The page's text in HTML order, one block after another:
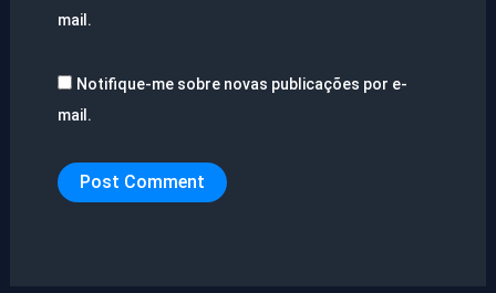
mail.
Notifique-me sobre novas publicações por e-
mail.